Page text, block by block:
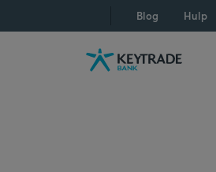
navigatie
aanmelden
inhoud
Blog Hulp